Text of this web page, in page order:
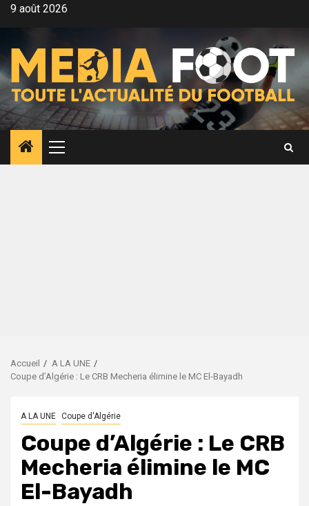
Aller9 août 2026
Menu
principal
Accueil
A LA UNE
Coupe d’Algérie : Le CRB Mecheria élimine le MC El-Bayadh
A LA UNE Coupe d'Algérie
Coupe d’Algérie : Le CRB
Mecheria élimine le MC
El-Bayadh